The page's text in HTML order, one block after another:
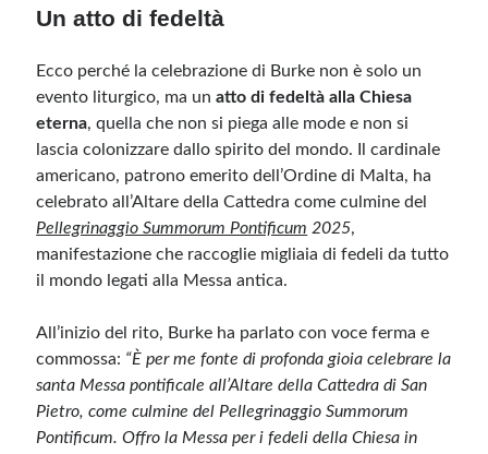
Un atto di fedeltà
Ecco perché la celebrazione di Burke non è solo un
evento liturgico, ma unatto di fedeltà alla Chiesa
eterna, quella che non si piega alle mode e non si
lascia colonizzare dallo spirito del mondo. Il cardinale
americano, patrono emerito dell’Ordine di Malta, ha
celebrato all’Altare della Cattedra come culmine del
Pellegrinaggio Summorum Pontificum 2025,
manifestazione che raccoglie migliaia di fedeli da tutto
il mondo legati alla Messa antica.
All’inizio del rito, Burke ha parlato con voce ferma e
commossa: “È per me fonte di profonda gioia celebrare la
santa Messa pontificale all’Altare della Cattedra di San
Pietro, come culmine del Pellegrinaggio Summorum
Pontificum. Offro la Messa per i fedeli della Chiesa in